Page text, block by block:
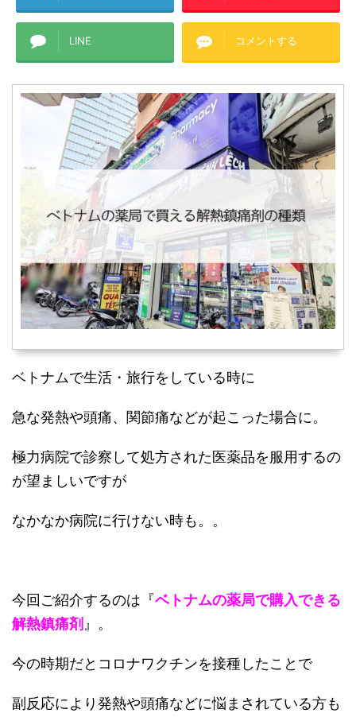
LINE コメントする
ベトナムで生活・旅行をしている時に
急な発熱や頭痛、関節痛などが起こった場合に。
極力病院で診察して処方された医薬品を服用するの
が望ましいですが
なかなか病院に行けない時も。。
今回ご紹介するのは『ベトナムの薬局で購入できる
解熱鎮痛剤 』。
今の時期だとコロナワクチンを接種したことで
副反応により発熱や頭痛などに悩まされている方も